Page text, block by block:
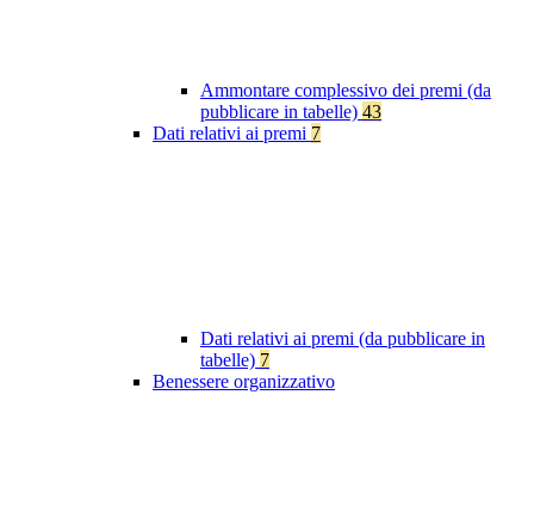
Ammontare complessivo dei premi (da
pubblicare in tabelle) 43
Dati relativi ai premi 7
Dati relativi ai premi (da pubblicare in
tabelle) 7
Benessere organizzativo